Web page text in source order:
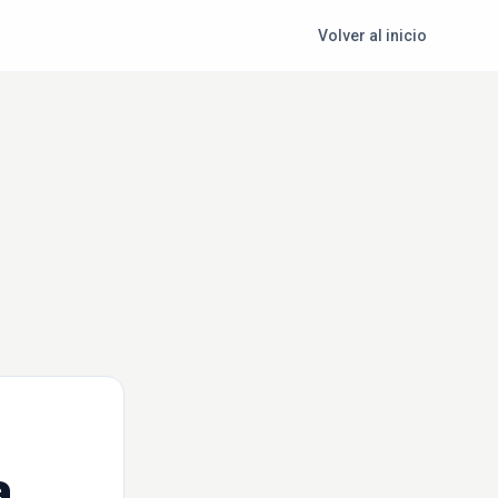
Volver al inicio